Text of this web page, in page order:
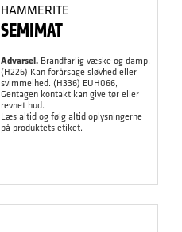
HAMMERITE
SEMIMAT
Advarsel. Brandfarlig væske og damp.
(H226) Kan forårsage sløvhed eller
svimmelhed. (H336) EUH066,
Gentagen kontakt kan give tør eller
revnet hud.
Læs altid og følg altid oplysningerne
på produktets etiket.